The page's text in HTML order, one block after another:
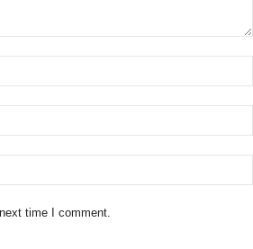
time I comment.